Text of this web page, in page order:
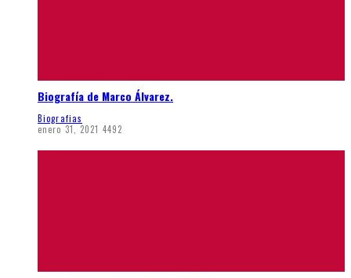
Biografía de Marco Álvarez.
Biografias
enero 31, 2021 4492